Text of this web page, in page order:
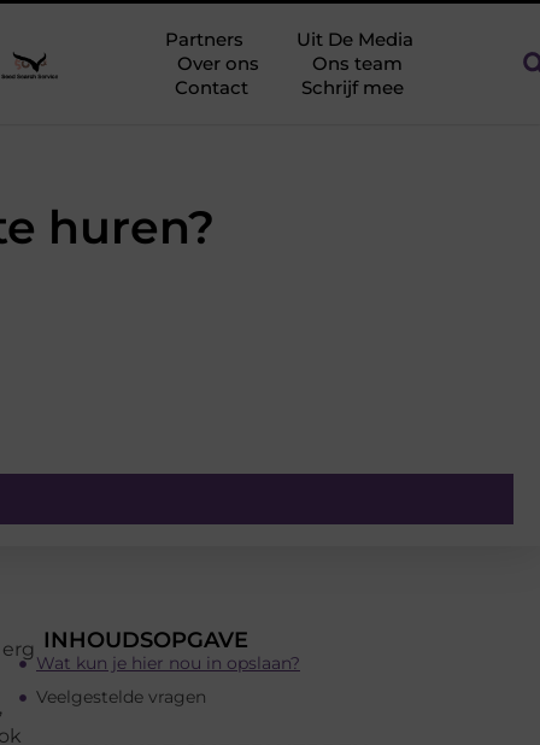
Partners
Uit De Media
Over ons
Ons team
Contact
Schrijf mee
huren?
INHOUDSOPGAVE
Wat kun je hier nou in opslaan?
Veelgestelde vragen